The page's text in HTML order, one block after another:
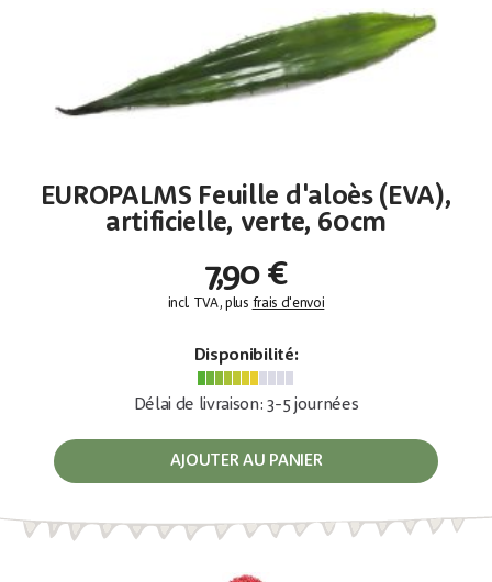
EUROPALMS Feuille d'aloès (EVA),
artificielle, verte, 60cm
7,90 €
incl. TVA, plus frais d'envoi
Disponibilité:
Délai de livraison: 3-5 journées
AJOUTER AU PANIER